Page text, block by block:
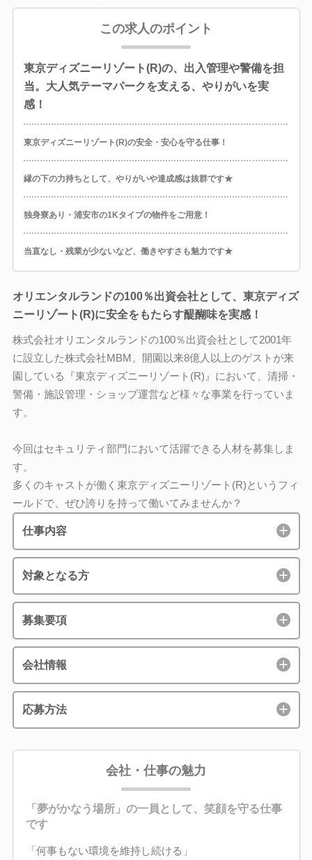
この求人のポイント
東京ディズニーリゾート(R)の、出入管理や警備を担
当。大人気テーマパークを支える、やりがいを実
感！
東京ディズニーリゾート(R)の安全・安心を守る仕事！
縁の下の力持ちとして、やりがいや達成感は抜群です★
独身寮あり・浦安市の1Kタイプの物件をご用意！
当直なし・残業が少ないなど、働きやすさも魅力です★
オリエンタルランドの100％出資会社として、東京ディズ
ニーリゾート(R)に安全をもたらす醍醐味を実感！
株式会社オリエンタルランドの100％出資会社として2001年
に設立した株式会社MBM。開園以来8億人以上のゲストが来
園している『東京ディズニーリゾート(R)』において、清掃・
警備・施設管理・ショップ運営など様々な事業を行っていま
す。
今回はセキュリティ部門において活躍できる人材を募集しま
す。
多くのキャストが働く東京ディズニーリゾート(R)というフィ
ールドで、ぜひ誇りを持って働いてみませんか？
仕事内容
対象となる方
募集要項
会社情報
応募方法
会社・仕事の魅力
「夢がかなう場所」の一員として、笑顔を守る仕事
です
「何事もない環境を維持し続ける」